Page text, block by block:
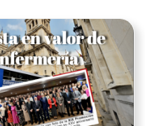
Ver noticia